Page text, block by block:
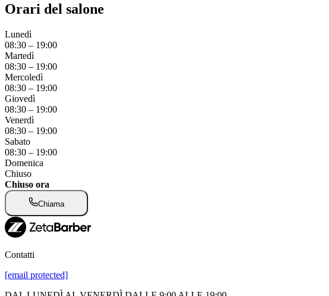
Orari del salone
Lunedì
08:30 – 19:00
Martedì
08:30 – 19:00
Mercoledì
08:30 – 19:00
Giovedì
08:30 – 19:00
Venerdì
08:30 – 19:00
Sabato
08:30 – 19:00
Domenica
Chiuso
Chiuso ora
Chiama
Contatti
[email protected]